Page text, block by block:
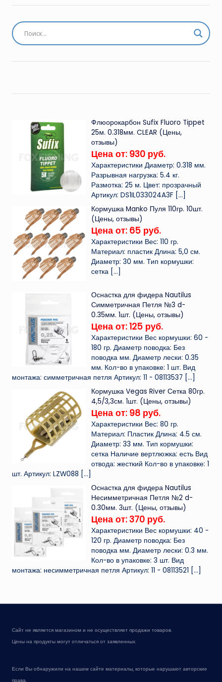
Флюорокарбон Sufix Fluoro Tippet
25м. 0.318мм. CLEAR (Цены,
отзывы)
Цена от: 930 руб.
Характеристики Диаметр: 0.318 мм.
Разрывная нагрузка: 5.4 кг.
Размотка: 25 м. Цвет: прозрачный
Артикул: DS1IL033024A3F […]
Кормушка Manko Пуля 110гр. 10шт.
(Цены, отзывы)
Цена от: 65 руб.
Характеристики Вес: 110 гр.
Материал: пластик Длина: 5,0 см.
Диаметр: 30 мм. Тип кормушки:
сетка […]
Оснастка для фидера Nautilus
Симметричная Петля №3 d-
0.35мм. 1шт. (Цены, отзывы)
Цена от: 125 руб.
Характеристики Вес кормушки: 60 -
180 гр. Диаметр поводка: Без
поводка мм. Диаметр лески: 0.35
мм. Кол-во в упаковке: 1 шт. Вид
монтажа: симметричная петля Артикул: 11 - 08113537 […]
Кормушка Vegas River Сетка 80гр.
4,5/3,3см. 1шт. (Цены, отзывы)
Цена от: 98 руб.
Характеристики Вес: 80 гр.
Материал: Пластик Длина: 4.5 см.
Диаметр: 33 мм. Тип кормушки:
сетка Наличие вертлюжка: есть Вид
отвода: жесткий Кол-во в упаковке: 1
шт. Артикул: LZW088 […]
Оснастка для фидера Nautilus
Несимметричная Петля №2 d-
0.30мм. 3шт. (Цены, отзывы)
Цена от: 370 руб.
Характеристики Вес кормушки: 40 -
120 гр. Диаметр поводка: Без
поводка мм. Диаметр лески: 0.3 мм.
Кол-во в упаковке: 3 шт. Вид
монтажа: несимметричная петля Артикул: 11 - 08113521 […]
Сайт не является магазином и не осуществляет продажи товаров.
Цены на продукты могут отличаться от заявленных.
Если Вы обнаружили на нашем сайте материалы, которые нарушают авторские
права,